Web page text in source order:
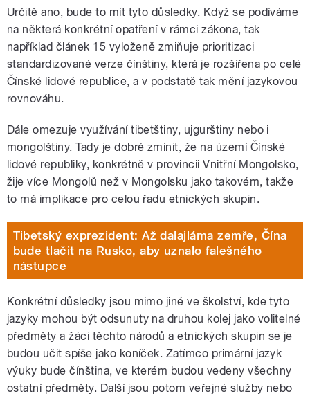
Určitě ano, bude to mít tyto důsledky. Když se podíváme
na některá konkrétní opatření v rámci zákona, tak
například článek 15 vyloženě zmiňuje prioritizaci
standardizované verze čínštiny, která je rozšířena po celé
Čínské lidové republice, a v podstatě tak mění jazykovou
rovnováhu.
Dále omezuje využívání tibetštiny, ujgurštiny nebo i
mongolštiny. Tady je dobré zmínit, že na území Čínské
lidové republiky, konkrétně v provincii Vnitřní Mongolsko,
žije více Mongolů než v Mongolsku jako takovém, takže
to má implikace pro celou řadu etnických skupin.
Tibetský exprezident: Až dalajláma zemře, Čína
bude tlačit na Rusko, aby uznalo falešného
nástupce
Konkrétní důsledky jsou mimo jiné ve školství, kde tyto
jazyky mohou být odsunuty na druhou kolej jako volitelné
předměty a žáci těchto národů a etnických skupin se je
budou učit spíše jako koníček. Zatímco primární jazyk
výuky bude čínština, ve kterém budou vedeny všechny
ostatní předměty. Další jsou potom veřejné služby nebo